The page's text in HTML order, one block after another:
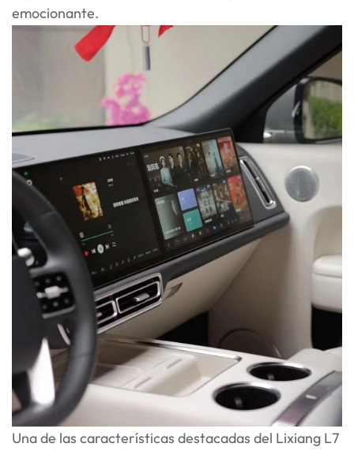
emocionante.
Una de las características destacadas del Lixiang L7